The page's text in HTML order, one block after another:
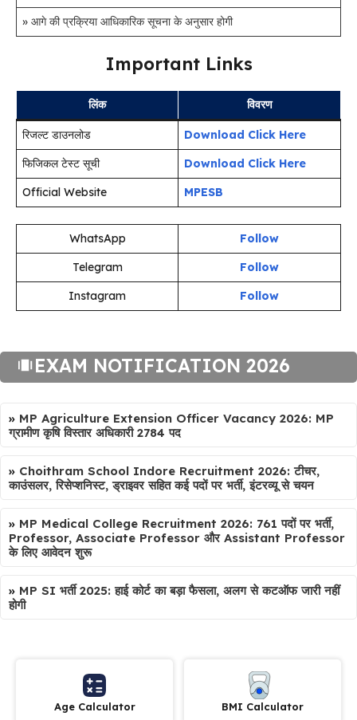
» आगे की प्रक्रिया आधिकारिक सूचना के अनुसार होगी
Important Links
लिंक विवरण
रिजल्ट डाउनलोड
Download Click Here
फिजिकल टेस्ट सूची
Download Click Here
Official Website
MPESB
WhatsApp
Follow
Telegram
Follow
Instagram
Follow
EXAM NOTIFICATION 2026
» MP Agriculture Extension Officer Vacancy 2026: MP
ग्रामीण कृषि विस्तार अधिकारी 2784 पद
» Choithram School Indore Recruitment 2026: टीचर,
काउंसलर, रिसेप्शनिस्ट, ड्राइवर सहित कई पदों पर भर्ती, इंटरव्यू से चयन
» MP Medical College Recruitment 2026: 761 पदों पर भर्ती,
Professor, Associate Professor और Assistant Professor
के लिए आवेदन शुरू
» MP SI भर्ती 2025: हाई कोर्ट का बड़ा फैसला, अलग से कटऑफ जारी नहीं
होगी
Age Calculator BMI Calculator